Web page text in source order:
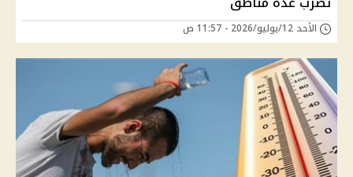
الأحد 12/يوليو/2026 - 11:57 ص